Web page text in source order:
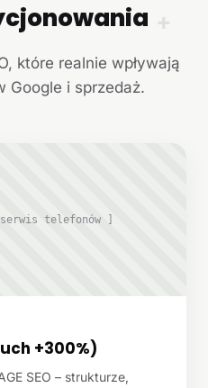
+
które realnie wpływają
Google i sprzedaż.
telefonów ]
+300%)
SEO – strukturze,